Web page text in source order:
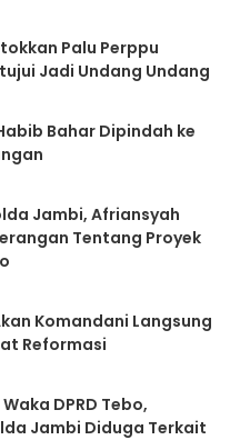
Palu Perppu
Jadi Undang Undang
Bahar Dipindah ke
Jambi, Afriansyah
Tentang Proyek
Komandani Langsung
Reformasi
DPRD Tebo,
Jambi Diduga Terkait